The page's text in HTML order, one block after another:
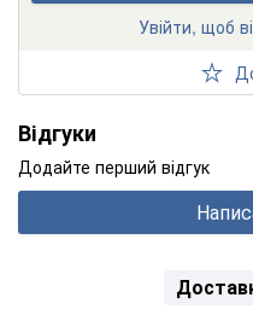
Увійти, щоб
Відгуки
Додайте перший відгук